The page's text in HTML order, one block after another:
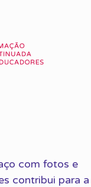
com fotos e
contribui para a